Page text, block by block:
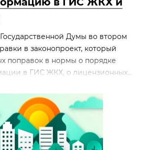
Думы во втором
в законопроект, который
поправок в нормы о порядке
в ГИС ЖКХ, о лицензионных...